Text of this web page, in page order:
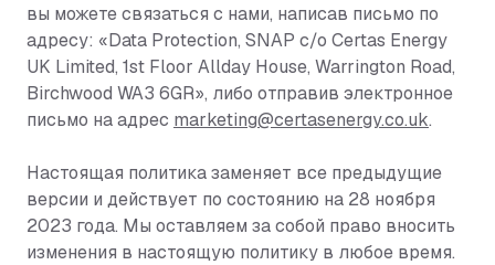
вы можете связаться с нами, написав письмо по
адресу: «Data Protection, SNAP c/o Certas Energy
UK Limited, 1st Floor Allday House, Warrington Road,
Birchwood WA3 6GR», либо отправив электронное
письмо на адрес marketing@certasenergy.co.uk.
Настоящая политика заменяет все предыдущие
версии и действует по состоянию на 28 ноября
2023 года. Мы оставляем за собой право вносить
изменения в настоящую политику в любое время.